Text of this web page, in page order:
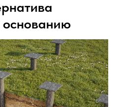
основанию